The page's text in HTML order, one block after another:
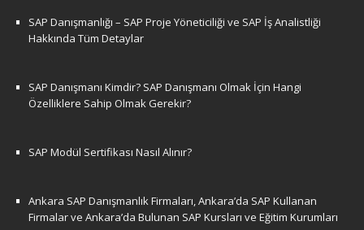
SAP Danışmanlığı – SAP Proje Yöneticiliği ve SAP İş Analistliği
Hakkında Tüm Detaylar
SAP Danışmanı Kimdir? SAP Danışmanı Olmak İçin Hangi
Özelliklere Sahip Olmak Gerekir?
SAP Modül Sertifikası Nasıl Alınır?
Ankara SAP Danışmanlık Firmaları, Ankara’da SAP Kullanan
Firmalar ve Ankara’da Bulunan SAP Kursları ve Eğitim Kurumları